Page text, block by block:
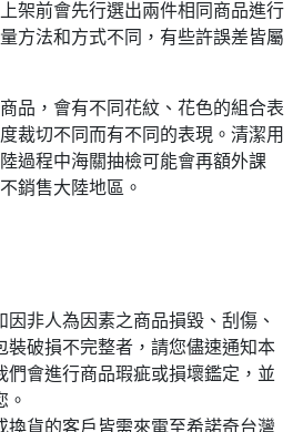
架前會先行選出兩件相同商品進行
方法和方式不同，有些許誤差皆屬
品，會有不同花紋、花色的組合表
裁切不同而有不同的表現。清潔用
過程中海關抽檢可能會再額外課
銷售大陸地區。
因非人為因素之商品損毀、刮傷、
裝破損不完整者，請您儘速通知本
們會進行商品瑕疵或損壞鑑定，並
。
換貨的客戶皆需來電至希諾奇台灣